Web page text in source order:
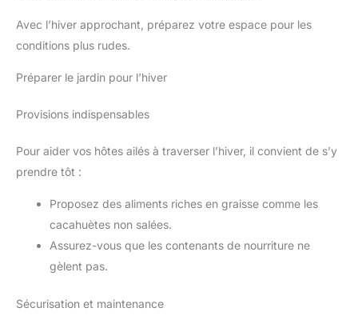
Avec l’hiver approchant, préparez votre espace pour les
conditions plus rudes.
Préparer le jardin pour l’hiver
Provisions indispensables
Pour aider vos hôtes ailés à traverser l’hiver, il convient de s’y
prendre tôt :
Proposez des aliments riches en graisse comme les
cacahuètes non salées.
Assurez-vous que les contenants de nourriture ne
gèlent pas.
Sécurisation et maintenance